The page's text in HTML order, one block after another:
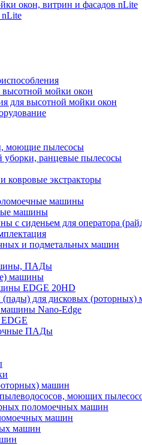
окон, витрин и фасадов nLite
nLite
высотной мойки окон
для высотной мойки окон
моющие пылесосы
уборки, ранцевые пылесосы
экстракторы
машины
машины
с сиденьем для оператора
и подметальных машин
ПАДы
машины
EDGE 20HD
для дисковых (роторных)
Nano-Edge
ПАДы
машин
моющих
поломоечных машин
машин
машин